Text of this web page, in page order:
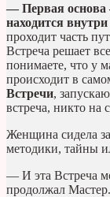
— Первая основа
находится
проходит часть
Встреча решает
понимаете, что у
происходит в
Встречи,
встреча, никто на
Женщина сидела
методики, тайны
— И эта Встреча
продолжал Мастер.